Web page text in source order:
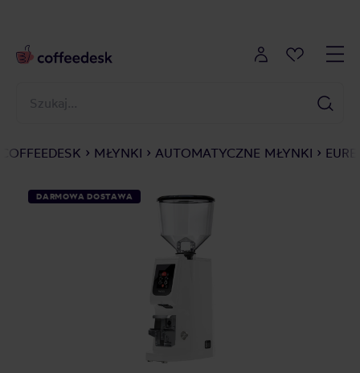
COFFEEDESK MŁYNKI AUTOMATYCZNE MŁYNKI
DARMOWA DOSTAWA